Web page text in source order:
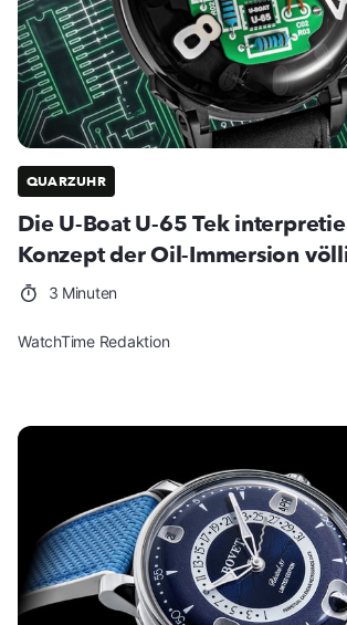
QUARZUHR
Die U-Boat U-65 Tek
Konzept der Oil-Immersion
3 Minuten
WatchTime Redaktion